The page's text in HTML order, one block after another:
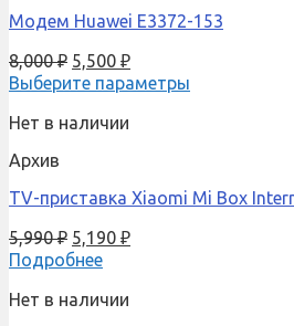
Модем Huawei E3372-153
8,000₽ 5,500 ₽
Выберите параметры
Нет в наличии
Архив
TV-приставка Xiaomi Mi Box
5,990₽ 5,190 ₽
Подробнее
Нет в наличии